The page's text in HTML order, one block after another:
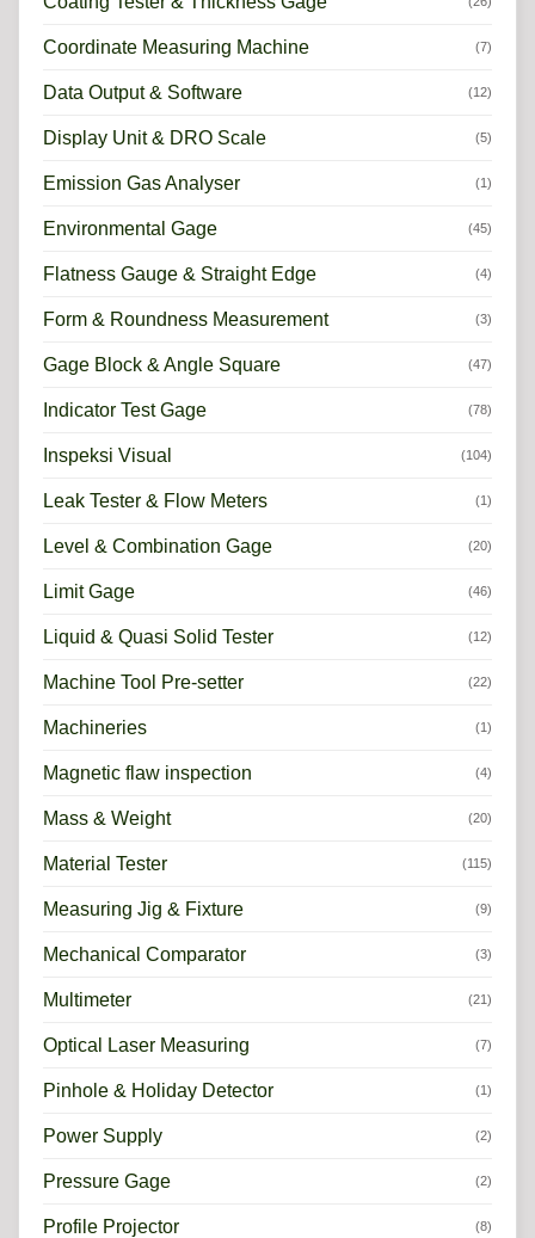
Coordinate Measuring Machine (7)
Data Output & Software (12)
Display Unit & DRO Scale (5)
Emission Gas Analyser (1)
Environmental Gage (45)
Flatness Gauge & Straight Edge (4)
Form & Roundness Measurement (3)
Gage Block & Angle Square (47)
Indicator Test Gage (78)
Inspeksi Visual (104)
Leak Tester & Flow Meters (1)
Level & Combination Gage (20)
Limit Gage (46)
Liquid & Quasi Solid Tester (12)
Machine Tool Pre-setter (22)
Machineries (1)
Magnetic flaw inspection (4)
Mass & Weight (20)
Material Tester (115)
Measuring Jig & Fixture (9)
Mechanical Comparator (3)
Multimeter (21)
Optical Laser Measuring (7)
Pinhole & Holiday Detector (1)
Power Supply (2)
Pressure Gage (2)
Profile Projector (8)